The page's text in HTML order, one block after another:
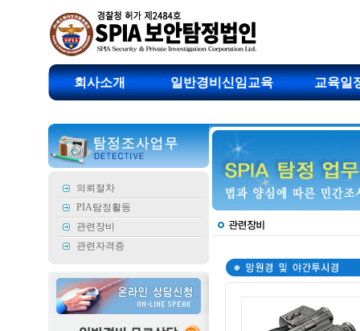
회사소개 일반경비신임교육 교육일
의뢰절차
PIA탐정활동
관련장비
관련자격증